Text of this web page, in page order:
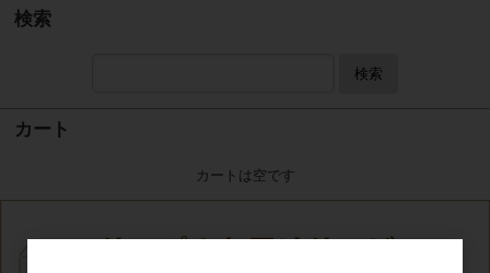
検索
検索
カート
カートは空です